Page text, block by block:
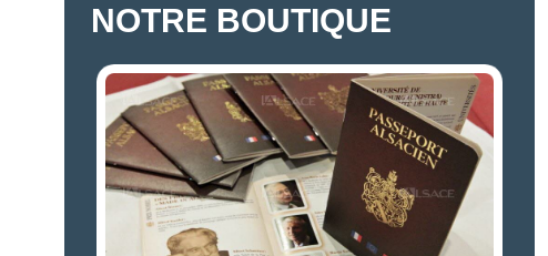
NOTRE BOUTIQUE